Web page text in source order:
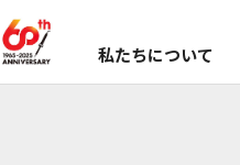
私たちについて